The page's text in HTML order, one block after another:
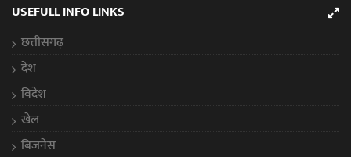
USEFULL INFO LINKS
छत्तीसगढ़
देश
विदेश
खेल
बिजनेस